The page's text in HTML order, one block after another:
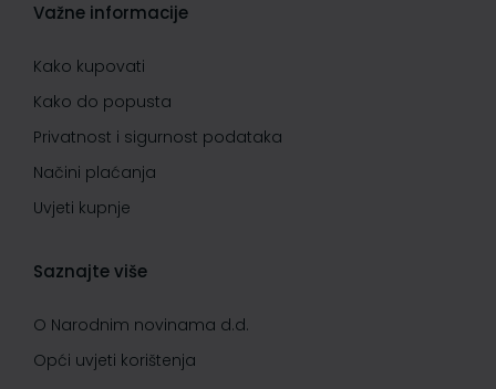
Važne informacije
Kako kupovati
Kako do popusta
Privatnost i sigurnost podataka
Načini plaćanja
Uvjeti kupnje
Saznajte više
O Narodnim novinama d.d.
Opći uvjeti korištenja